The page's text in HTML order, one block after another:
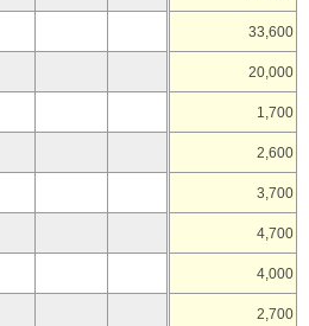
33,600
20,000
1,700
2,600
3,700
4,700
4,000
2,700